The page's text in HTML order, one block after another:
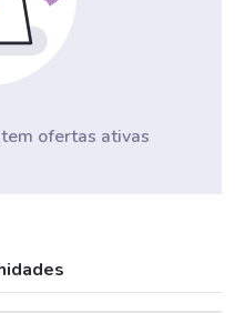
ofertas ativas